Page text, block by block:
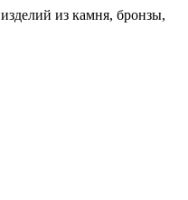
из камня, бронзы,